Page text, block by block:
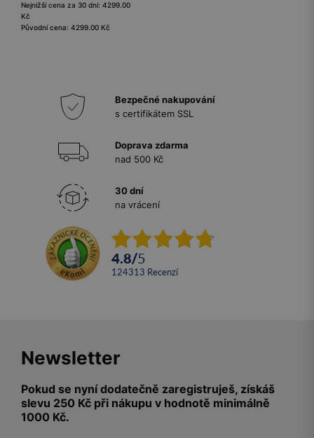
Nejnižší cena za 30 dní: 4299.00
Kč
Původní cena: 4299.00 Kč
Bezpečné nakupování
s certifikátem SSL
Doprava zdarma
nad 500 Kč
30 dní
na vrácení
4.8/5
124313 recenzí
Newsletter
Pokud se nyní dodatečně zaregistruješ, získáš
slevu 250 Kč při nákupu v hodnotě minimálně
1000 Kč.